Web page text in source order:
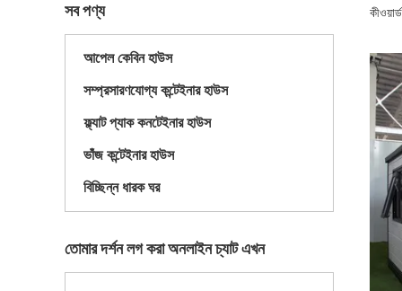
সব পণ্য
আপেল কেবিন হাউস
সম্প্রসারণযোগ্য কন্টেইনার হাউস
ফ্ল্যাট প্যাক কনটেইনার হাউস
ভাঁজ কন্টেইনার হাউস
বিচ্ছিন্ন ধারক ঘর
তোমার দর্শন লগ করা অনলাইন চ্যাট এখন